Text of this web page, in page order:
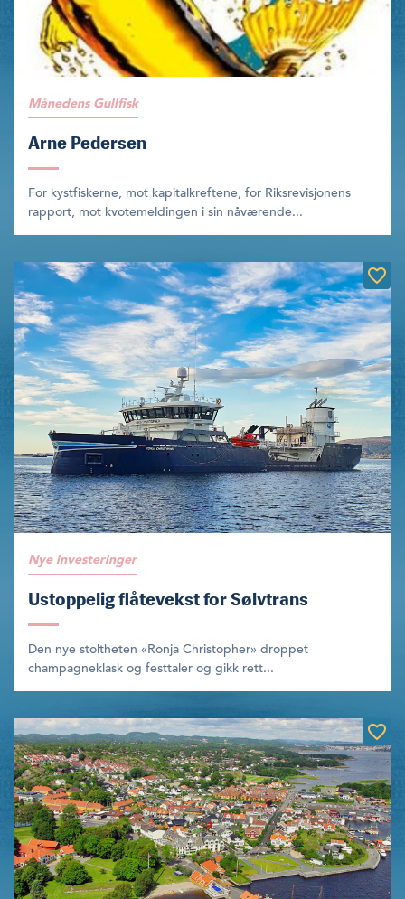
Månedens Gullfisk
Arne Pedersen
For kystfiskerne, mot kapitalkreftene, for Riksrevisjonens
rapport, mot kvotemeldingen i sin nåværende...
Nye investeringer
Ustoppelig flåtevekst for Sølvtrans
Den nye stoltheten «Ronja Christopher» droppet
champagneklask og festtaler og gikk rett...